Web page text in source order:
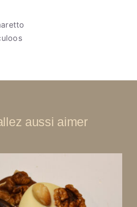
aussi aimer